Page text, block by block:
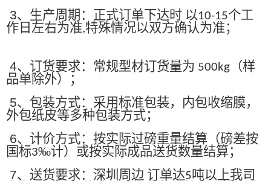
3、生产周期：正式订单下达时 以10-15个工
作日左右为准,特殊情况以双方确认为准；
4、订货要求：常规型材订货量为 500kg （样
品单除外）；
5、包装方式：采用标准包装，内包收缩膜，
外包纸皮等多种包装方式；
6、计价方式：按实际过磅重量结算（磅差按
国标3‰计）或按实际成品送货数量结算；
7、送货要求：深圳周边 订单达5吨以上我司